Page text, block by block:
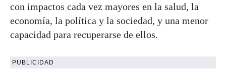
con impactos cada vez mayores en la salud, la
economía, la política y la sociedad, y una menor
capacidad para recuperarse de ellos.
PUBLICIDAD